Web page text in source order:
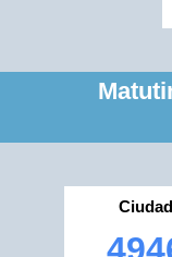
Ciudad